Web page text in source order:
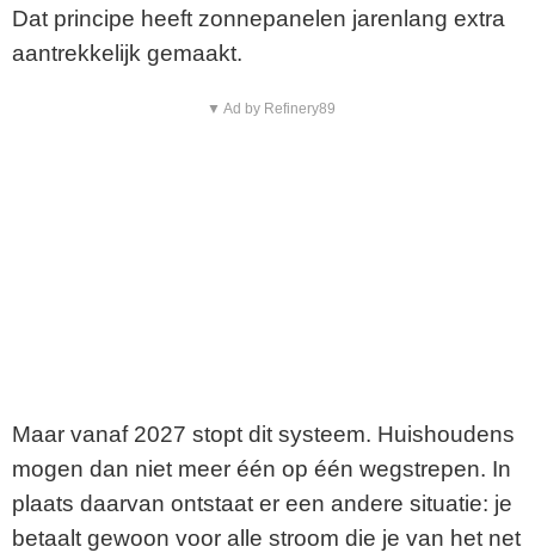
Dat principe heeft zonnepanelen jarenlang extra
aantrekkelijk gemaakt.
▼ Ad by Refinery89
Maar vanaf 2027 stopt dit systeem. Huishoudens
mogen dan niet meer één op één wegstrepen. In
plaats daarvan ontstaat er een andere situatie: je
betaalt gewoon voor alle stroom die je van het net